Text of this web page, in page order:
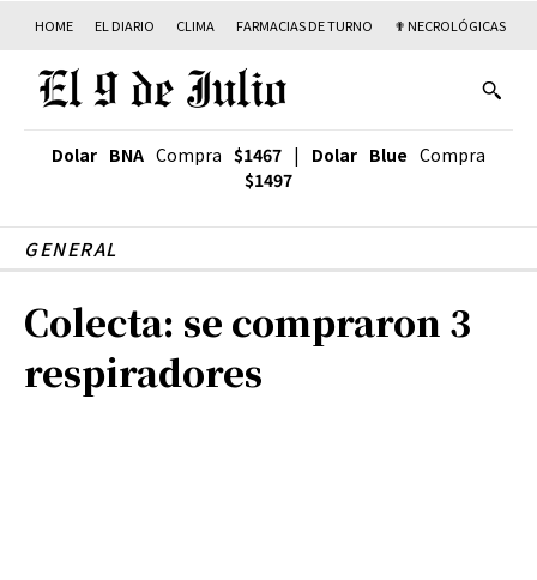
HOME EL DIARIO CLIMA FARMACIAS DE TURNO ✟ NECROLÓGICAS
Dolar BNA Compra $1467 | Dolar Blue Compra
$1497
GENERAL
Colecta: se compraron 3
respiradores